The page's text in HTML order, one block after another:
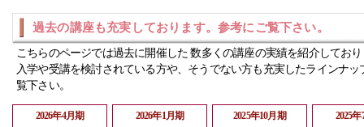
過去の講座も充実しております。参考にご覧下さい。
こちらのページでは過去に開催した 数多くの講座の実績を紹介してお
入学や受講を検討されている方や、そうでない方も充実したラインナッ
覧下さい。
2026年4月期 2026年1月期 2025年10月期 2025